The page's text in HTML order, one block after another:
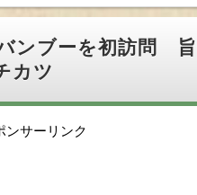
ンブーを初訪問
カツ
ンサーリンク